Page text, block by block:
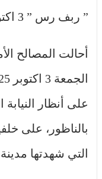
” ربف رس ” 3 اكتوبر 2025
أحالت المصالح
على أنظار النيابة
بالناظور، على
التي شهدتها